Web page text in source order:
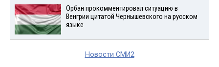
Орбан прокомментировал ситуацию в
Венгрии цитатой Чернышевского на русском
языке
Новости СМИ2